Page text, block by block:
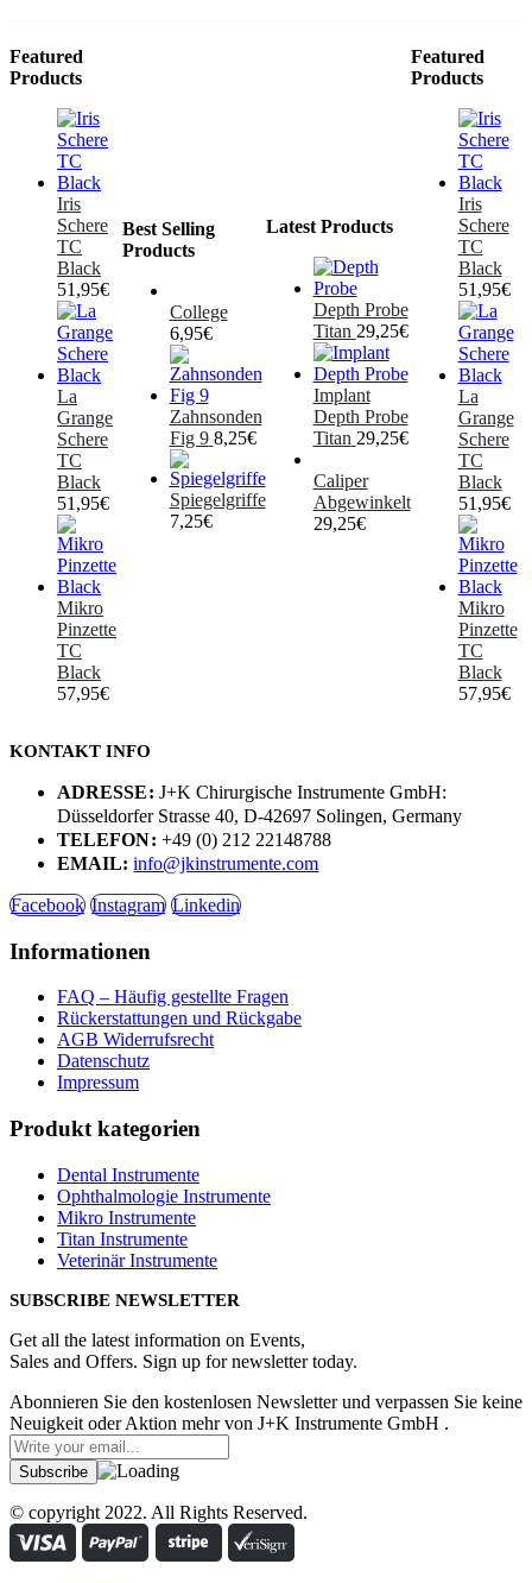
Featured
Products
Iris
Schere
TC
Black
51,95€
La
Grange
Schere
TC
Black
51,95€
Mikro
Pinzette
TC
Black
57,95€
Best Selling
Products
College
6,95€
Zahnsonden
Fig 9 8,25€
Spiegelgriffe
7,25€
Latest Products
Depth Probe
Titan 29,25€
Implant
Depth Probe
Titan 29,25€
Caliper
Abgewinkelt
29,25€
Featured
Products
Iris
Schere
TC
Black
51,95€
La
Grange
Schere
TC
Black
51,95€
Mikro
Pinzette
TC
Black
57,95€
KONTAKT INFO
ADRESSE: J+K Chirurgische Instrumente GmbH:
Düsseldorfer Strasse 40, D-42697 Solingen, Germany
TELEFON: +49 (0) 212 22148788
EMAIL: info@jkinstrumente.com
Facebook Instagram Linkedin
Informationen
FAQ – Häufig gestellte Fragen
Rückerstattungen und Rückgabe
AGB Widerrufsrecht
Datenschutz
Impressum
Produkt kategorien
Dental Instrumente
Ophthalmologie Instrumente
Mikro Instrumente
Titan Instrumente
Veterinär Instrumente
SUBSCRIBE NEWSLETTER
Get all the latest information on Events,
Sales and Offers. Sign up for newsletter today.
Abonnieren Sie den kostenlosen Newsletter und verpassen Sie keine
Neuigkeit oder Aktion mehr von J+K Instrumente GmbH .
© copyright 2022. All Rights Reserved.